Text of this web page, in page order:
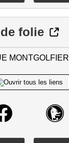
folie
MONTGOLFIER